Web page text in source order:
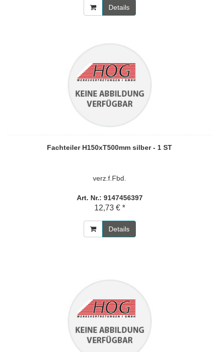
Details
Fachteiler H150xT500mm silber - 1 ST
verz.f.Fbd.
Art. Nr.: 9147456397
12,73 € *
Details